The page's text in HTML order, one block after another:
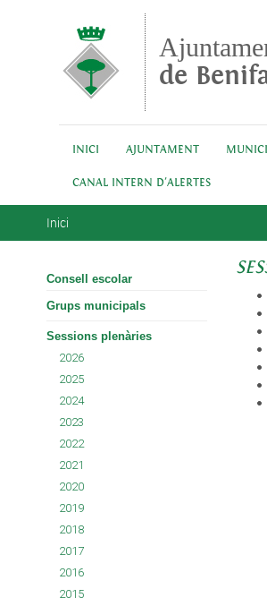
de
INICI AJUNTAMENT
CANAL INTERN D'ALERTES
Inici
Consell escolar
Grups municipals
Sessions plenàries
2026
2025
2024
2023
2022
2021
2020
2019
2018
2017
2016
2015